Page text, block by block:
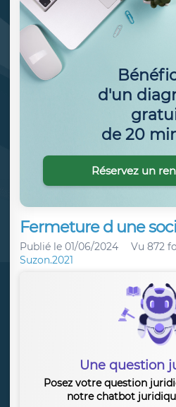
Fermeture d une
Publié le 01/06/2024 Vu 872
Suzon.2021
Une question
Posez votre question
notre chatbot
d'un
de 20
Réservez un